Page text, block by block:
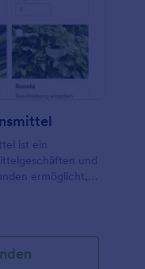
ist ein
und
ermöglicht,